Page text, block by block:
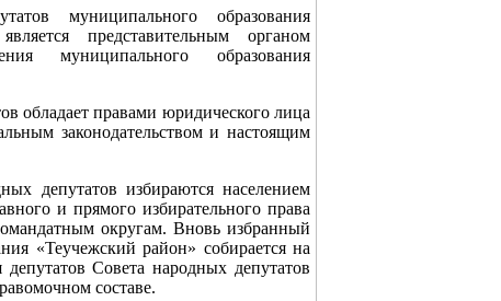
муниципального образования
представительным органом
муниципального образования
обладает правами юридического лица
законодательством и настоящим
депутатов избираются населением
и прямого избирательного права
округам. Вновь избранный
«Теучежский район» собирается на
Совета народных депутатов
составе.